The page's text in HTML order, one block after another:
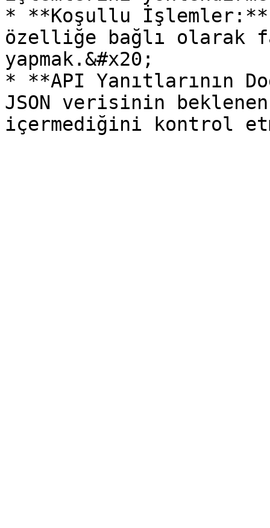
* **Koşullu
özelliğe bağlı olarak
yapmak.&#x20;
* **API Yanıtlarının
JSON verisinin